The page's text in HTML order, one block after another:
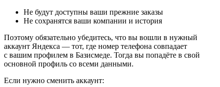
Не будут доступны ваши прежние заказы
Не сохранятся ваши компании и история
Поэтому обязательно убедитесь, что вы вошли в нужный
аккаунт Яндекса — тот, где номер телефона совпадает
с вашим профилем в Базисмеде. Тогда вы попадёте в свой
основной профиль со всеми данными.
Если нужно сменить аккаунт: